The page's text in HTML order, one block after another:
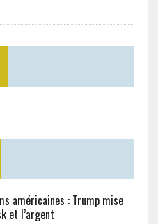
américaines : Trump mise
et l’argent